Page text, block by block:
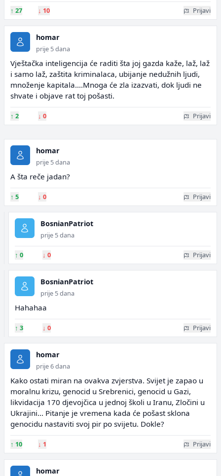
↑ 27 ↓ 10 Prijavi
homar
prije 5 dana
Vještačka inteligencija će raditi šta joj gazda kaže, laž, laž
i samo laž, zaštita kriminalaca, ubijanje nedužnih ljudi,
množenje kapitala....Mnoga će zla izazvati, dok ljudi ne
shvate i objave rat toj pošasti.
↑ 2 ↓ 0 Prijavi
homar
prije 5 dana
A šta reče jadan?
↑ 5 ↓ 0 Prijavi
BosnianPatriot
prije 5 dana
↑ 0 ↓ 0 Prijavi
BosnianPatriot
prije 5 dana
Hahahaa
↑ 3 ↓ 0 Prijavi
homar
prije 6 dana
Kako ostati miran na ovakva zvjerstva. Svijet je zapao u
moralnu krizu, genocid u Srebrenici, genocid u Gazi,
likvidacija 170 djevojčica u jednoj školi u Iranu, Zločini u
Ukrajini... Pitanje je vremena kada će pošast sklona
genocidu nastaviti svoj pir po svijetu. Dokle?
↑ 10 ↓ 1 Prijavi
homar